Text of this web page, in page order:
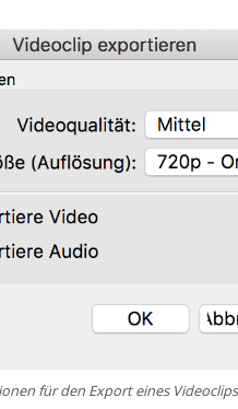
für den Export eines Videoclips